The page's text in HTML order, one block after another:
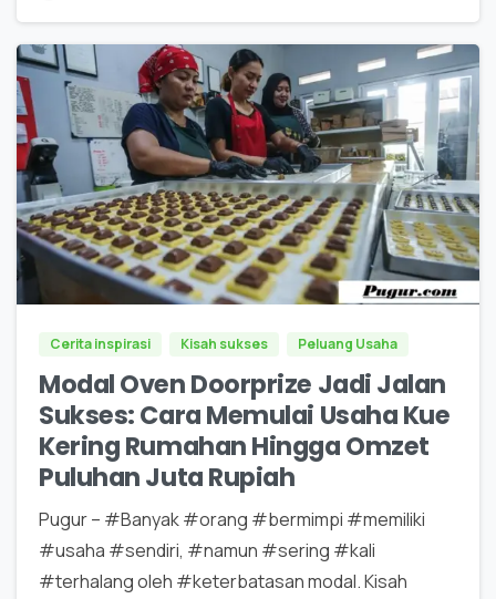
0
Cerita inspirasi Kisah sukses Peluang Usaha
Modal Oven Doorprize Jadi Jalan
Sukses: Cara Memulai Usaha Kue
Kering Rumahan Hingga Omzet
Puluhan Juta Rupiah
Pugur – #Banyak #orang #bermimpi #memiliki
#usaha #sendiri, #namun #sering #kali
#terhalang oleh #keterbatasan modal. Kisah